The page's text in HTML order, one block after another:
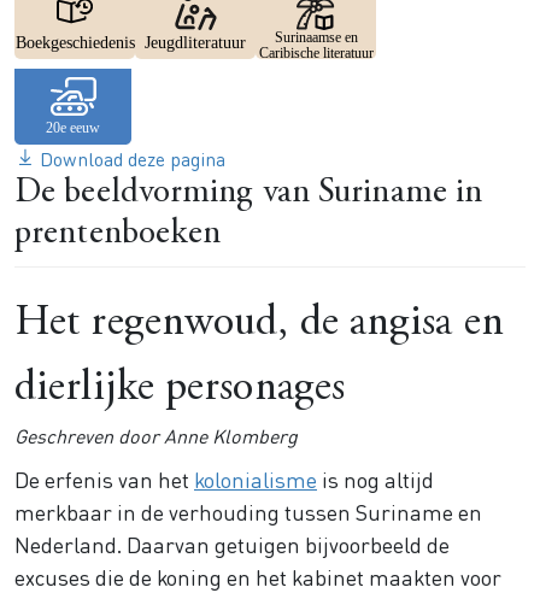
Boekgeschiedenis Jeugdliteratuur
Surinaamse en
Caribische literatuur
Download deze pagina
De beeldvorming van Suriname in
prentenboeken
Het regenwoud, de angisa en
dierlijke personages
Geschreven door Anne Klomberg
De erfenis van het kolonialisme is nog altijd
merkbaar in de verhouding tussen Suriname en
Nederland. Daarvan getuigen bijvoorbeeld de
excuses die de koning en het kabinet maakten voor